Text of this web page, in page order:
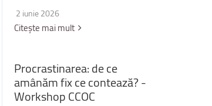
2 iunie 2026
Citește mai mult
Procrastinarea:dece
amânămfixcecontează?-
WorkshopCCOC